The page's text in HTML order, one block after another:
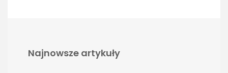
Najnowsze artykuły